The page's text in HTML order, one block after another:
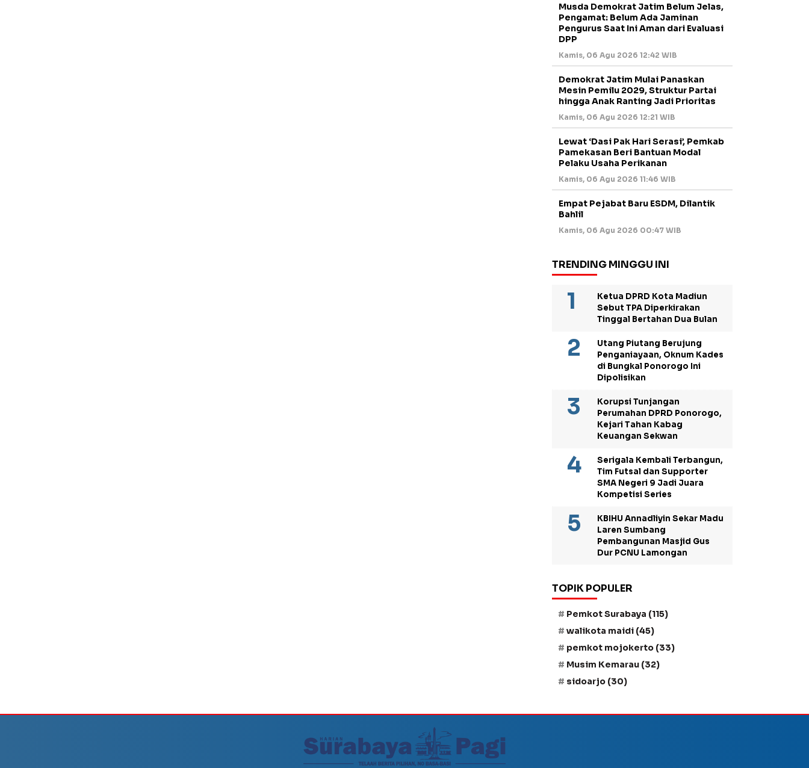
Musda Demokrat Jatim Belum Jelas,
Pengamat: Belum Ada Jaminan
Pengurus Saat Ini Aman dari Evaluasi
DPP
Kamis, 06 Agu 2026 12:42 WIB
Demokrat Jatim Mulai Panaskan
Mesin Pemilu 2029, Struktur Partai
hingga Anak Ranting Jadi Prioritas
Kamis, 06 Agu 2026 12:21 WIB
Lewat ‘Dasi Pak Hari Serasi’, Pemkab
Pamekasan Beri Bantuan Modal
Pelaku Usaha Perikanan
Kamis, 06 Agu 2026 11:46 WIB
Empat Pejabat Baru ESDM, Dilantik
Bahlil
Kamis, 06 Agu 2026 00:47 WIB
TRENDING MINGGU INI
Ketua DPRD Kota Madiun
Sebut TPA Diperkirakan
Tinggal Bertahan Dua Bulan
Utang Piutang Berujung
Penganiayaan, Oknum Kades
di Bungkal Ponorogo Ini
Dipolisikan
Korupsi Tunjangan
Perumahan DPRD Ponorogo,
Kejari Tahan Kabag
Keuangan Sekwan
Serigala Kembali Terbangun,
Tim Futsal dan Supporter
SMA Negeri 9 Jadi Juara
Kompetisi Series
KBIHU Annadliyin Sekar Madu
Laren Sumbang
Pembangunan Masjid Gus
Dur PCNU Lamongan
TOPIK POPULER
Pemkot Surabaya (115)
walikota maidi (45)
pemkot mojokerto (33)
Musim Kemarau (32)
sidoarjo (30)